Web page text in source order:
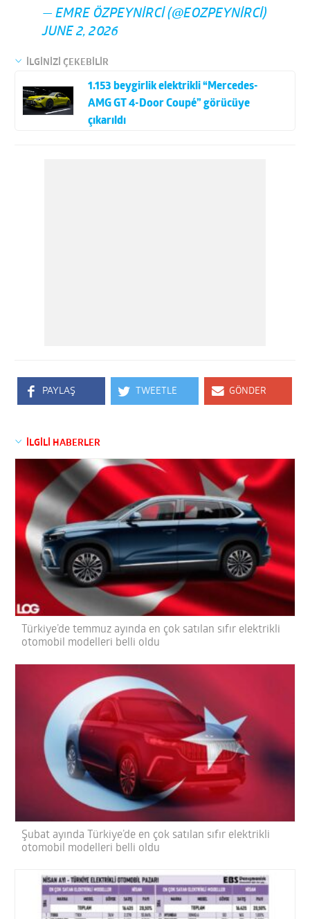
— EMRE ÖZPEYNIRCI (@EOZPEYNIRCI)
JUNE 2, 2026
İLGİNİZİ ÇEKEBİLİR
1.153 beygirlik elektrikli “Mercedes-
AMG GT 4-Door Coupé” görücüye
çıkarıldı
PAYLAŞ TWEETLE GÖNDER
İLGİLİ HABERLER
Türkiye’de temmuz ayında en çok satılan sıfır elektrikli
otomobil modelleri belli oldu
Şubat ayında Türkiye’de en çok satılan sıfır elektrikli
otomobil modelleri belli oldu